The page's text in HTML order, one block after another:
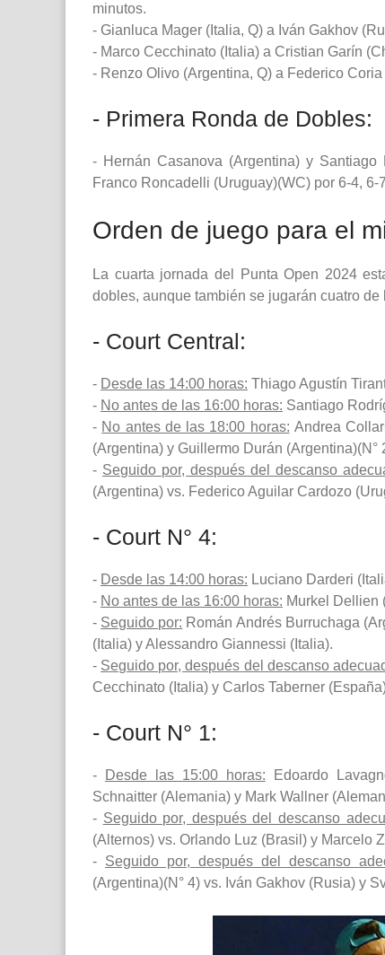
minutos.
- Gianluca Mager (Italia, Q) a Iván Gakhov
- Marco Cecchinato (Italia) a Cristian Garín
- Renzo Olivo (Argentina, Q) a Federico
- Primera Ronda de Dobles:
- Hernán Casanova (Argentina) y
Franco Roncadelli (Uruguay)(WC) por 6-4,
Orden de juego para el
La cuarta jornada del Punta Open 2024
dobles, aunque también se jugarán cuatro
- Court Central:
- Desde las 14:00 horas: Thiago Agustín
- No antes de las 16:00 horas: Santiago
- No antes de las 18:00 horas: Andrea
(Argentina) y Guillermo Durán (Argentina)(N°
- Seguido por, después del descanso
(Argentina) vs. Federico Aguilar Cardozo
- Court N° 4:
- Desde las 14:00 horas: Luciano Darderi
- No antes de las 16:00 horas: Murkel Dellien
- Seguido por: Román Andrés Burruchaga
(Italia) y Alessandro Giannessi (Italia).
- Seguido por, después del descanso
Cecchinato (Italia) y Carlos Taberner
- Court N° 1:
- Desde las 15:00 horas: Edoardo
Schnaitter (Alemania) y Mark Wallner
- Seguido por, después del descanso
(Alternos) vs. Orlando Luz (Brasil) y Marcelo
- Seguido por, después del descanso
(Argentina)(N° 4) vs. Iván Gakhov (Rusia) y